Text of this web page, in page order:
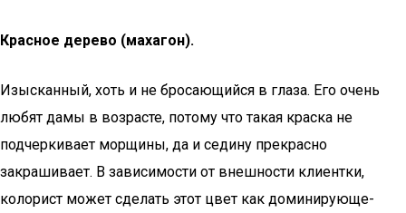
Красное дерево (махагон).
Изысканный, хоть и не бросающийся в глаза. Его очень
любят дамы в возрасте, потому что такая краска не
подчеркивает морщины, да и седину прекрасно
закрашивает. В зависимости от внешности клиентки,
колорист может сделать этот цвет как доминирующе-